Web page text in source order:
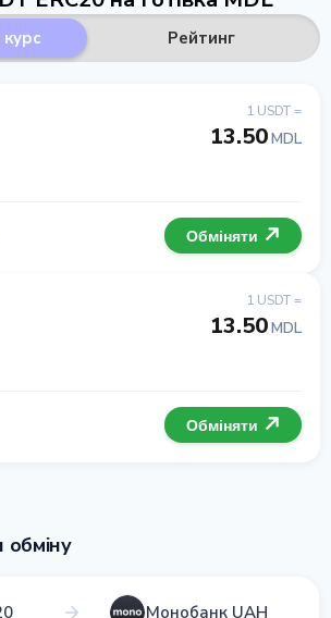
Рейтинг
1 USDT =
13.50MDL
Обміняти
1 USDT =
13.50MDL
Обміняти
обміну
Монобанк UAH